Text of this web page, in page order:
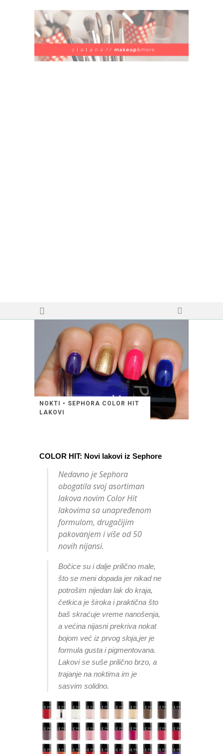
NOKTI • SEPHORA COLOR HIT
LAKOVI
COLOR HIT: Novi lakovi iz Sephore
Nedavno je Sephora
obogatila svoj asortiman
lakova novim Color Hit
lakovima sa unapređenom
formulom, drugačijim
pakovanjem i više od 50
novih nijansi.
Bočice su i dalje prilično male,
što se meni dopada jer nikad ne
potrošim nijedan lak do kraja,
četkica je široka i praktična što
baš skraćuje vreme nanošenja,
a većina nijasni prekriva nokat
bojom već iz prvog sloja,jer je
formula gusta i pigmentovana.
Lakovi se suše prilično brzo, a
trajanje na noktima im je
sasvim solidno.